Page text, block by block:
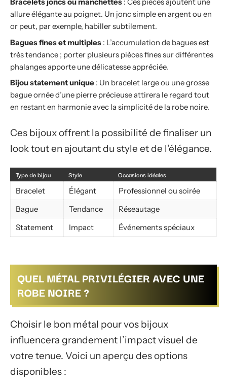
Bracelets joncs ou manchettes : Ces pièces ajoutent une
allure élégante au poignet. Un jonc simple en argent ou en
or peut, par exemple, habiller subtilement.
Bagues fines et multiples : L’accumulation de bagues est
très tendance ; porter plusieurs pièces fines sur différentes
phalanges apporte une délicatesse appréciée.
Bijou statement unique : Un bracelet large ou une grosse
bague ornée d’une pierre précieuse attirera le regard tout
en restant en harmonie avec la simplicité de la robe noire.
Ces bijoux offrent la possibilité de finaliser un
look tout en ajoutant du style et de l’élégance.
Type de bijou Style
Occasions idéales
Bracelet
Élégant
Professionnel ou soirée
Bague
Tendance
Réseautage
Statement
Impact Événements spéciaux
QUEL MÉTAL PRIVILÉGIER AVEC UNE
ROBE NOIRE ?
Choisir le bon métal pour vos bijoux
influencera grandement l’impact visuel de
votre tenue. Voici un aperçu des options
disponibles :